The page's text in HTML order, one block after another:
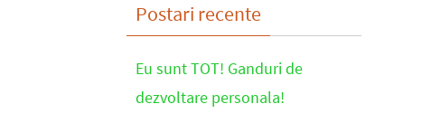
Postari recente
Eu sunt TOT! Ganduri de
dezvoltare personala!